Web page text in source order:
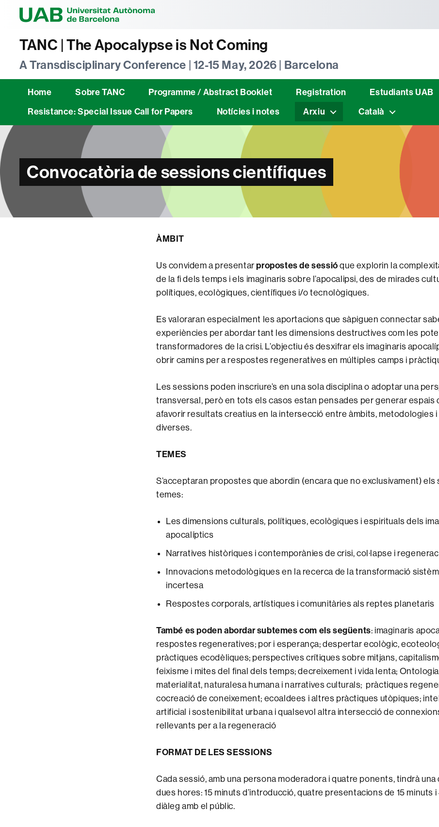
TANC | The Apocalypse is Not Coming
A Transdisciplinary Conference | 12-15 May, 2026 | Barcelona
Home Sobre TANC Programme / Abstract Booklet Registration Estudiants UAB
Resistance: Special Issue Call for Papers
Notícies i notes Arxiu Català
Convocatòria de sessions científiques
ÀMBIT
Us convidem a presentarpropostes de sessió que explorin la
de la fi dels temps i els imaginaris sobre l’apocalipsi, des de mirades
polítiques, ecològiques, científiques i/o tecnològiques.
Es valoraran especialment les aportacions que sàpiguen connectar
experiències per abordar tant les dimensions destructives com les
transformadores de la crisi. L’objectiu és desxifrar els imaginaris
obrir camins per a respostes regeneratives en múltiples camps i
Les sessions poden inscriure’s en una sola disciplina o adoptar una
transversal, però en tots els casos estan pensades per generar espais
afavorir resultats creatius en la intersecció entre àmbits, metodologies
diverses.
TEMES
S’acceptaran propostes que abordin (encara que no exclusivament)
temes:
Les dimensions culturals, polítiques, ecològiques i espirituals dels
apocalíptics
Narratives històriques i contemporànies de crisi, col·lapse i
Innovacions metodològiques en la recerca de la transformació
incertesa
Respostes corporals, artístiques i comunitàries als reptes planetaris
També es poden abordar subtemes com els següents: imaginaris
respostes regeneratives; por i esperança; despertar ecològic,
pràctiques ecodèliques; perspectives crítiques sobre mitjans,
feixisme i mites del final dels temps; decreixement i vida lenta;
materialitat, naturalesa humana i narratives culturals; pràctiques
cocreació de coneixement; ecoaldees i altres pràctiques utòpiques;
artificial i sostenibilitat urbana i qualsevol altra intersecció de
rellevants per a la regeneració
FORMAT DE LES SESSIONS
Cada sessió, amb una persona moderadora i quatre ponents, tindrà una
dues hores: 15 minuts d’introducció, quatre presentacions de 15 minuts i
diàleg amb el públic.